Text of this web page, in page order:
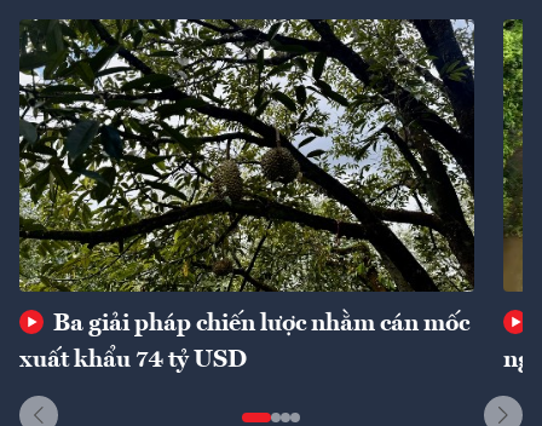
Ba giải pháp chiến lược nhằm cán mốc
xuất khẩu 74 tỷ USD